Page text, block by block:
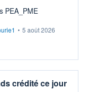
PEA_PME
• 5 août 2026
crédité ce jour